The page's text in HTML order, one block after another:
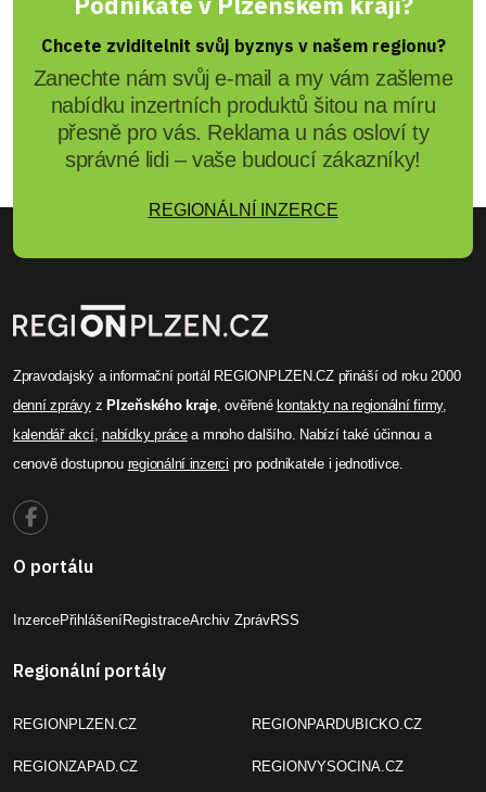
Chcete zviditelnit svůj byznys v našem regionu?
Zanechte nám svůj e-mail a my vám zašleme
nabídku inzertních produktů šitou na míru
přesně pro vás. Reklama u nás osloví ty
správné lidi – vaše budoucí zákazníky!
REGIONÁLNÍ INZERCE
Zpravodajský a informační portál REGIONPLZEN.CZ přináší od roku 2000
denní zprávyz Plzeňského kraje, ověřené kontakty na regionální firmy,
kalendář akcí,nabídky prácea mnoho dalšího. Nabízí také účinnou a
cenově dostupnou regionální inzerci pro podnikatele i jednotlivce.
O portálu
InzercePřihlášeníRegistraceArchiv ZprávRSS
Regionální portály
REGIONPLZEN.CZ
REGIONZAPAD.CZ
REGIONPARDUBICKO.CZ
REGIONVYSOCINA.CZ